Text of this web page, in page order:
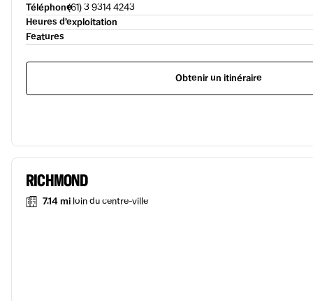
Téléphone(61) 3 9314 4243
Heures d’exploitation
Features
Obtenir un itinéraire
RICHMOND
7.14 mi loin du centre-ville